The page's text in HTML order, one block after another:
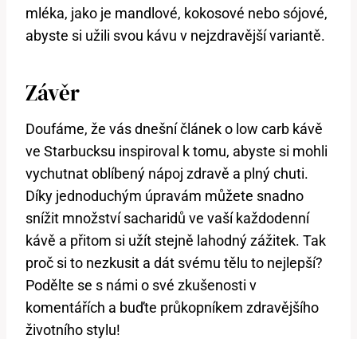
mléka, jako je mandlové, kokosové nebo sójové,
abyste si užili svou kávu v nejzdravější variantě.
Závěr
Doufáme, že vás dnešní článek o low carb kávě
ve Starbucksu inspiroval k tomu, abyste si mohli
vychutnat oblíbený nápoj zdravě a plný chuti.
Díky jednoduchým úpravám můžete snadno
snížit množství sacharidů ve vaší každodenní
kávě a přitom si užít stejně lahodný zážitek. Tak
proč si to nezkusit a dát svému tělu to nejlepší?
Podělte se s námi o své zkušenosti v
komentářích a buďte průkopníkem zdravějšího
životního stylu!